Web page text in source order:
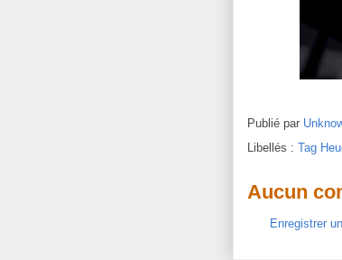
Publié par
Libellés : Tag
Aucun
Enregistrer